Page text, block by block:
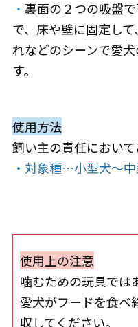
・ 裏面の２つの吸盤
で、床や壁に固定し
れなどのシーンで愛
す。
使用方法
飼い主の責任において
・対象種…小型犬～
使用上の注意
噛むための玩具では
愛犬がフードを食べ
収してください。